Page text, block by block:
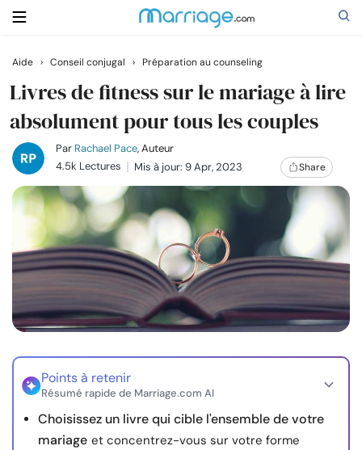
Rechercher
Se marier
Relations
Famille
Aide
Cours
Ressources
Communauté
Aide › Conseil conjugal › Préparation au counseling
Livres de fitness sur le mariage à lire
absolument pour tous les couples
Par Rachael Pace, Auteur
4.5k Lectures
Mis à jour: 9 Apr, 2023 Share
Points à retenir
Résumé rapide de Marriage.com AI
Choisissez un livre qui cible l'ensemble de votre
mariage et concentrez-vous sur votre forme